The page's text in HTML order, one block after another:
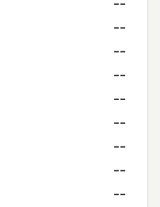
--
--
--
--
--
--
--
--